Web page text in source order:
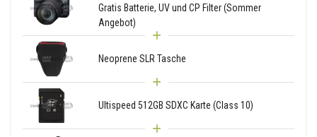
Gratis Batterie, UV und CP Filter (Sommer
Angebot)
Neoprene SLR Tasche
Ultispeed 512GB SDXC Karte (Class 10)